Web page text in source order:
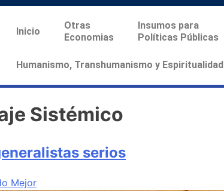
Inicio
Otras
Economias
Insumos para
Políticas Públicas
Humanismo, Transhumanismo y Espiritualidad
Sistémico
serios
Mejor